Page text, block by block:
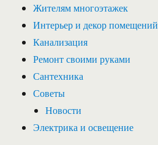
Жителям многоэтажек
Интерьер и декор помещений
Канализация
Ремонт своими руками
Сантехника
Советы
Новости
Электрика и освещение